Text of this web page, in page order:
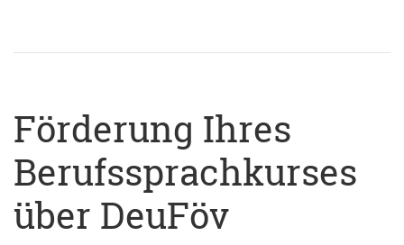
Förderung Ihres
Berufssprachkurses
über DeuFöv